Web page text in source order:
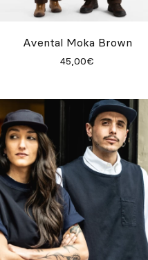
Inspire-se
EN
PT
Avental Moka Brown
45,00€